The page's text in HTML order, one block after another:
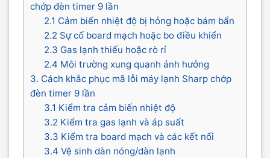
chớp đèn timer 9 lần
2.1 Cảm biến nhiệt độ bị hỏng hoặc bám bẩn
2.2 Sự cố board mạch hoặc bo điều khiển
2.3 Gas lạnh thiếu hoặc rò rỉ
2.4 Môi trường xung quanh ảnh hưởng
3. Cách khắc phục mã lỗi máy lạnh Sharp chớp
đèn timer 9 lần
3.1 Kiểm tra cảm biến nhiệt độ
3.2 Kiểm tra gas lạnh và áp suất
3.3 Kiểm tra board mạch và các kết nối
3.4 Vệ sinh dàn nóng/dàn lạnh